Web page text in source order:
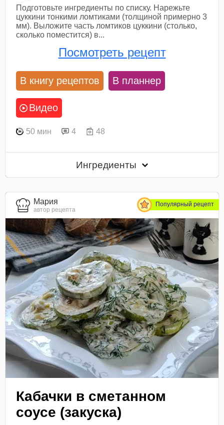
Подготовьте ингредиенты по списку. Нарежьте
цуккини тонкими ломтиками (толщиной примерно 3
мм). Выложите часть ломтиков цуккини (столько,
сколько поместится) в...
Посмотреть рецепт
В книгу рецептов В планнер
Видео
50 мин 4 48
Ингредиенты
Мария
автор рецепта
Популярный рецепт
Кабачки в сметанном
соусе (закуска)